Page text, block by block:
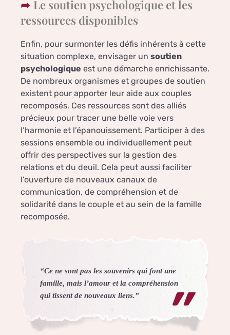
Le soutien psychologique et les
ressources disponibles
Enfin, pour surmonter les défis inhérents à cette
situation complexe, envisager un soutien
psychologique est une démarche enrichissante.
De nombreux organismes et groupes de soutien
existent pour apporter leur aide aux couples
recomposés. Ces ressources sont des alliés
précieux pour tracer une belle voie vers
l’harmonie et l’épanouissement. Participer à des
sessions ensemble ou individuellement peut
offrir des perspectives sur la gestion des
relations et du deuil. Cela peut aussi faciliter
l’ouverture de nouveaux canaux de
communication, de compréhension et de
solidarité dans le couple et au sein de la famille
recomposée.
“Ce ne sont pas les souvenirs qui font une
famille, mais l’amour et la compréhension
qui tissent de nouveaux liens.”